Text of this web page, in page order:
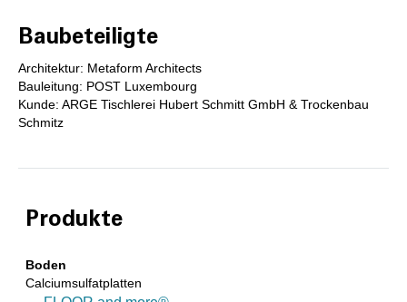
Baubeteiligte
Architektur: Metaform Architects
Bauleitung: POST Luxembourg
Kunde: ARGE Tischlerei Hubert Schmitt GmbH & Trockenbau
Schmitz
Produkte
Boden
Calciumsulfatplatten